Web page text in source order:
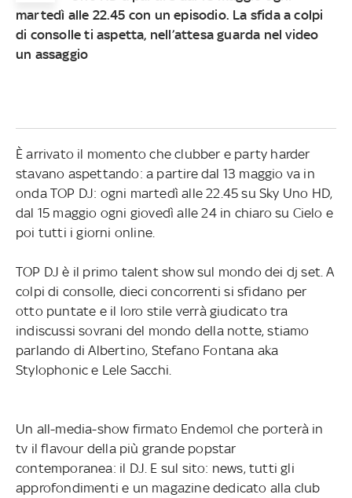
martedì alle 22.45 con un episodio. La sfida a colpi
di consolle ti aspetta, nell’attesa guarda nel video
un assaggio
È arrivato il momento che clubber e party harder
stavano aspettando: a partire dal 13 maggio va in
onda TOP DJ: ogni martedì alle 22.45 su Sky Uno HD,
dal 15 maggio ogni giovedì alle 24 in chiaro su Cielo e
poi tutti i giorni online.
TOP DJ è il primo talent show sul mondo dei dj set. A
colpi di consolle, dieci concorrenti si sfidano per
otto puntate e il loro stile verrà giudicato tra
indiscussi sovrani del mondo della notte, stiamo
parlando di Albertino, Stefano Fontana aka
Stylophonic e Lele Sacchi.
Un all-media-show firmato Endemol che porterà in
tv il flavour della più grande popstar
contemporanea: il DJ. E sul sito: news, tutti gli
approfondimenti e un magazine dedicato alla club